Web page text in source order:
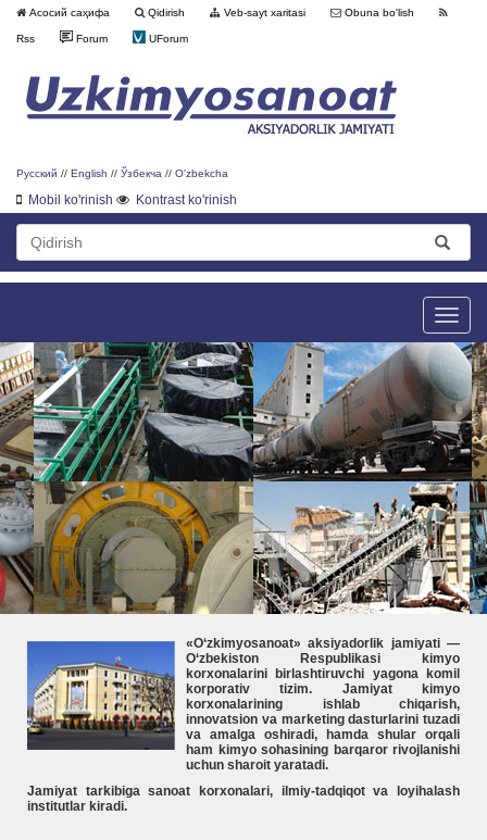
Асосий саҳифа Qidirish Veb-sayt xaritasi Obuna bo'lish
Rss Forum UForum
Русский // English // Ўзбекча // O'zbekcha
Mobil ko'rinish Kontrast ko'rinish
Toggle
«O‘zkimyosanoat» aksiyadorlik jamiyati —
O‘zbekiston Respublikasi kimyo
korxonalarini birlashtiruvchi yagona komil
korporativ tizim. Jamiyat kimyo
korxonalarining ishlab chiqarish,
innovatsion va marketing dasturlarini tuzadi
va amalga oshiradi, hamda shular orqali
ham kimyo sohasining barqaror rivojlanishi
uchun sharoit yaratadi.
Jamiyat tarkibiga sanoat korxonalari, ilmiy-tadqiqot va loyihalash
institutlar kiradi.